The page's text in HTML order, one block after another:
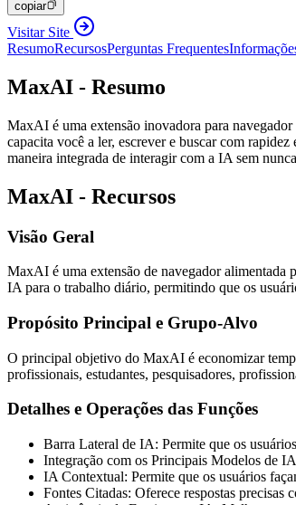
copiar
Visitar Site
ResumoRecursosPerguntas Frequentes
MaxAI - Resumo
MaxAI é uma extensão inovadora para
capacita você a ler, escrever e buscar com
maneira integrada de interagir com a IA sem
MaxAI - Recursos
Visão Geral
MaxAI é uma extensão de navegador alimentada
IA para o trabalho diário, permitindo que os
Propósito Principal e Grupo-Alvo
O principal objetivo do MaxAI é economizar
profissionais, estudantes, pesquisadores,
Detalhes e Operações das Funções
Barra Lateral de IA: Permite que os
Integração com os Principais Modelos de
IA Contextual: Permite que os usuários
Fontes Citadas: Oferece respostas precisas